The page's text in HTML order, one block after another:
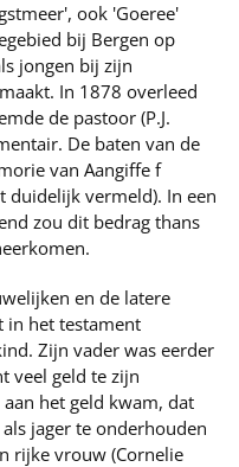
ook 'Goeree'
bij Bergen op
jongen bij zijn
In 1878 overleed
de pastoor (P.J.
De baten van de
van Aangiffe f
vermeld). In een
zou dit bedrag thans
en de latere
in het testament
Zijn vader was eerder
veel geld te zijn
het geld kwam, dat
jager te onderhouden
rijke vrouw (Cornelie